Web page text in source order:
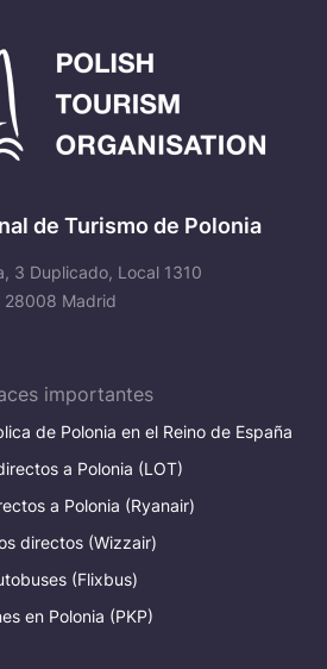
de Turismo de Polonia
3 Duplicado, Local 1310
28008 Madrid
importantes
de Polonia en el Reino de España
a Polonia (LOT)
a Polonia (Ryanair)
directos (Wizzair)
(Flixbus)
en Polonia (PKP)